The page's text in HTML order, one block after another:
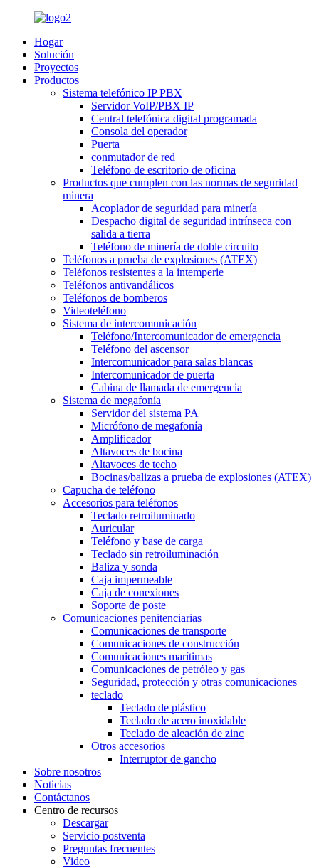
Hogar
Solución
Proyectos
Productos
Sistema telefónico IP PBX
Servidor VoIP/PBX IP
Central telefónica digital programada
Consola del operador
Puerta
conmutador de red
Teléfono de escritorio de oficina
Productos que cumplen con las normas de seguridad
minera
Acoplador de seguridad para minería
Despacho digital de seguridad intrínseca con
salida a tierra
Teléfono de minería de doble circuito
Teléfonos a prueba de explosiones (ATEX)
Teléfonos resistentes a la intemperie
Teléfonos antivandálicos
Teléfonos de bomberos
Videoteléfono
Sistema de intercomunicación
Teléfono/Intercomunicador de emergencia
Teléfono del ascensor
Intercomunicador para salas blancas
Intercomunicador de puerta
Cabina de llamada de emergencia
Sistema de megafonía
Servidor del sistema PA
Micrófono de megafonía
Amplificador
Altavoces de bocina
Altavoces de techo
Bocinas/balizas a prueba de explosiones (ATEX)
Capucha de teléfono
Accesorios para teléfonos
Teclado retroiluminado
Auricular
Teléfono y base de carga
Teclado sin retroiluminación
Baliza y sonda
Caja impermeable
Caja de conexiones
Soporte de poste
Comunicaciones penitenciarias
Comunicaciones de transporte
Comunicaciones de construcción
Comunicaciones marítimas
Comunicaciones de petróleo y gas
Seguridad, protección y otras comunicaciones
teclado
Teclado de plástico
Teclado de acero inoxidable
Teclado de aleación de zinc
Otros accesorios
Interruptor de gancho
Sobre nosotros
Noticias
Contáctanos
Centro de recursos
Descargar
Servicio postventa
Preguntas frecuentes
Video